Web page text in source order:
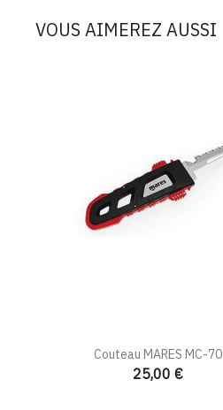
VOUS AIMEREZ AUSSI
Couteau MARES MC-70
25,00 €